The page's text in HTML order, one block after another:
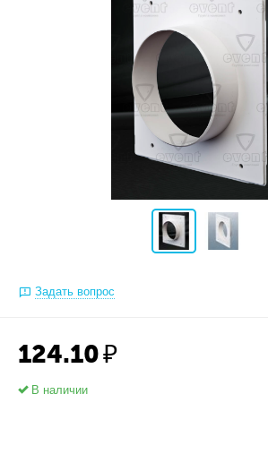
Задать вопрос
124.10₽
В наличии